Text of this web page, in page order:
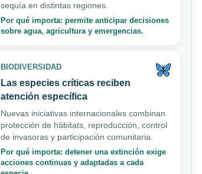
sequía en distintas regiones.
Por qué importa: permite anticipar decisiones
sobre agua, agricultura y emergencias.
BIODIVERSIDAD
Las especies críticas reciben
atención específica
Nuevas iniciativas internacionales combinan
protección de hábitats, reproducción, control
de invasoras y participación comunitaria.
Por qué importa: detener una extinción exige
acciones continuas y adaptadas a cada